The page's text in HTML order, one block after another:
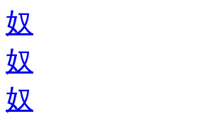
奴
奴
奴